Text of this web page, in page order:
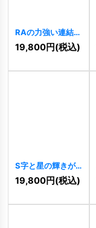
RAの力強い連結ス
ピードロゴ
11064 ]
19,800円(税込)
S字と星の輝きが
交差する洗練ロゴ
11050 ]
19,800円(税込)